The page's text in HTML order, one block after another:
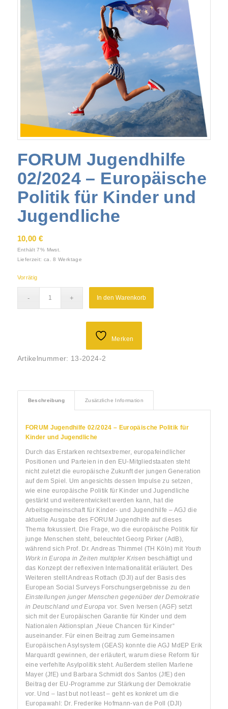
FORUM Jugendhilfe
02/2024 – Europäische
Politik für Kinder und
Jugendliche
10,00 €
Enthält 7% Mwst.
Lieferzeit: ca. 8 Werktage
Vorrätig
In den Warenkorb
Merken
Artikelnummer: 13-2024-2
Beschreibung Zusätzliche Information
FORUM Jugendhilfe 02/2024 – Europäische Politik für
Kinder und Jugendliche
Durch das Erstarken rechtsextremer, europafeindlicher
Positionen und Parteien in den EU-Mitgliedstaaten steht
nicht zuletzt die europäische Zukunft der jungen Generation
auf dem Spiel. Um angesichts dessen Impulse zu setzen,
wie eine europäische Politik für Kinder und Jugendliche
gestärkt und weiterentwickelt werden kann, hat die
Arbeitsgemeinschaft für Kinder- und Jugendhilfe – AGJ die
aktuelle Ausgabe des FORUM Jugendhilfe auf dieses
Thema fokussiert. Die Frage, wo die europäische Politik für
junge Menschen steht, beleuchtet Georg Pirker (AdB),
während sich Prof. Dr. Andreas Thimmel (TH Köln) mit Youth
Work in Europa in Zeiten multipler Krisen beschäftigt und
das Konzept der reflexiven Internationalität erläutert. Des
Weiteren stellt Andreas Rottach (DJI) auf der Basis des
European Social Surveys Forschungsergebnisse zu den
Einstellungen junger Menschen gegenüber der Demokratie
in Deutschland und Europa vor. Sven Iversen (AGF) setzt
sich mit der Europäischen Garantie für Kinder und dem
Nationalen Aktionsplan „Neue Chancen für Kinder“
auseinander. Für einen Beitrag zum Gemeinsamen
Europäischen Asylsystem (GEAS) konnte die AGJ MdEP Erik
Marquardt gewinnen, der erläutert, warum diese Reform für
eine verfehlte Asylpolitik steht. Außerdem stellen Marlene
Mayer (JfE) und Barbara Schmidt dos Santos (JfE) den
Beitrag der EU-Programme zur Stärkung der Demokratie
vor. Und – last but not least – geht es konkret um die
Europawahl: Dr. Frederike Hofmann-van de Poll (DJI)